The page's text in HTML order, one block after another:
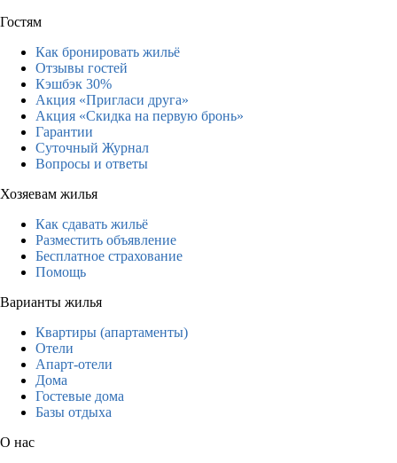
Гостям
Как бронировать жильё
Отзывы гостей
Кэшбэк 30%
Акция «Пригласи друга»
Акция «Скидка на первую бронь»
Гарантии
Суточный Журнал
Вопросы и ответы
Хозяевам жилья
Как сдавать жильё
Разместить объявление
Бесплатное страхование
Помощь
Варианты жилья
Квартиры (апартаменты)
Отели
Апарт-отели
Дома
Гостевые дома
Базы отдыха
О нас